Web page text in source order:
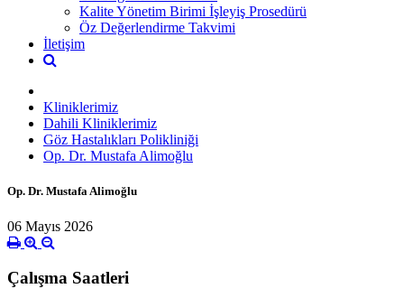
Kalite Yönetim Birimi İşleyiş Prosedürü
Öz Değerlendirme Takvimi
İletişim
Kliniklerimiz
Dahili Kliniklerimiz
Göz Hastalıkları Polikliniği
Op. Dr. Mustafa Alimoğlu
Op. Dr. Mustafa Alimoğlu
06 Mayıs 2026
Çalışma Saatleri